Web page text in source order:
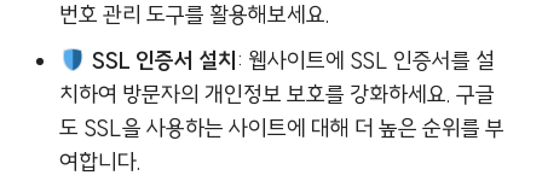
번호 관리 도구를 활용해보세요.
SSL 인증서 설치 : 웹사이트에 SSL 인증서를 설
치하여 방문자의 개인정보 보호를 강화하세요. 구글
도 SSL을 사용하는 사이트에 대해 더 높은 순위를 부
여합니다.